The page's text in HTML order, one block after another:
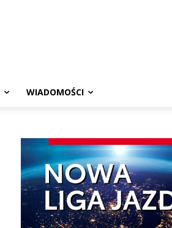
WIADOMOŚCI